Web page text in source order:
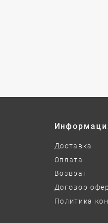
Доставка
Оплата
Возврат
Договор
Политика